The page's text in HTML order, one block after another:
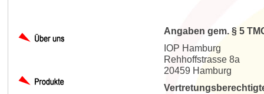
Angaben gem. § 5
IOP Hamburg
Rehhoffstrasse 8a
20459 Hamburg